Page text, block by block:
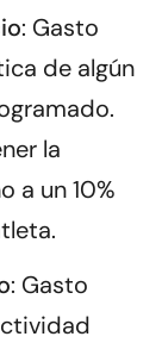
: Gasto
de algún
la
a un 10%
: Gasto